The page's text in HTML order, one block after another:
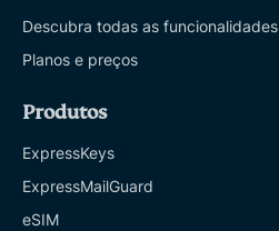
Descubra todas as funcionalidades
Planos e preços
Produtos
ExpressKeys
ExpressMailGuard
eSIM